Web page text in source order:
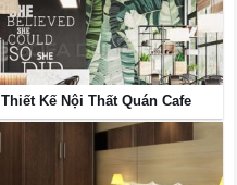
Thiết Kế Nội Thất Quán Cafe